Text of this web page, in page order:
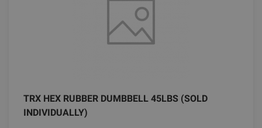
TRX HEX RUBBER DUMBBELL 45LBS (SOLD
INDIVIDUALLY)